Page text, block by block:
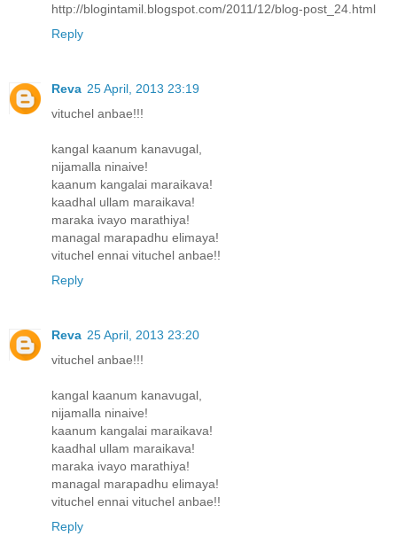
http://blogintamil.blogspot.com/2011/12/blog-post_24.html
Reply
Reva 25 April, 2013 23:19
vituchel anbae!!!
kangal kaanum kanavugal,
nijamalla ninaive!
kaanum kangalai maraikava!
kaadhal ullam maraikava!
maraka ivayo marathiya!
managal marapadhu elimaya!
vituchel ennai vituchel anbae!!
Reply
Reva 25 April, 2013 23:20
vituchel anbae!!!
kangal kaanum kanavugal,
nijamalla ninaive!
kaanum kangalai maraikava!
kaadhal ullam maraikava!
maraka ivayo marathiya!
managal marapadhu elimaya!
vituchel ennai vituchel anbae!!
Reply